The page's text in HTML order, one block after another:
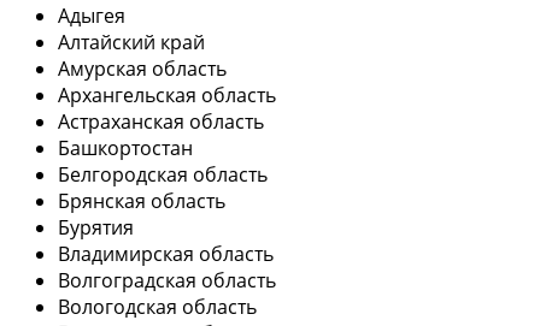
Адыгея
Алтайский край
Амурская область
Архангельская область
Астраханская область
Башкортостан
Белгородская область
Брянская область
Бурятия
Владимирская область
Волгоградская область
Вологодская область